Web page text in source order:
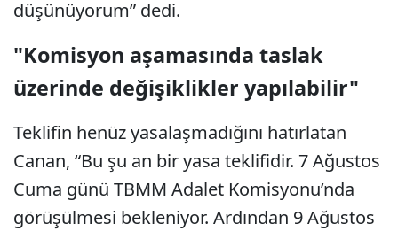
düşünüyorum” dedi.
"Komisyon aşamasında taslak
üzerinde değişiklikler yapılabilir"
Teklifin henüz yasalaşmadığını hatırlatan
Canan, “Bu şu an bir yasa teklifidir. 7 Ağustos
Cuma günü TBMM Adalet Komisyonu’nda
görüşülmesi bekleniyor. Ardından 9 Ağustos